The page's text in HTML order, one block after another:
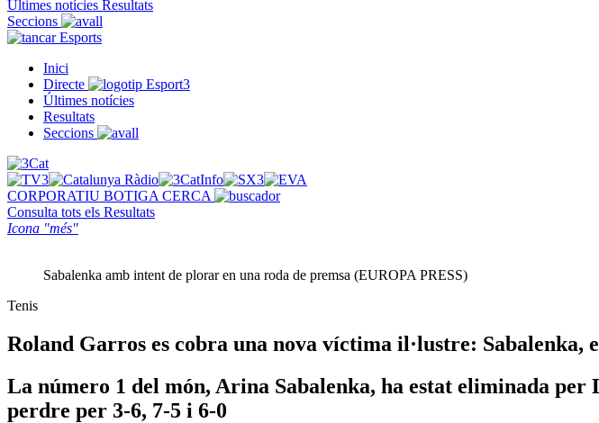
Últimes notícies Resultats
Seccions
Esports
Inici
Directe
Últimes notícies
Resultats
Seccions
CORPORATIU BOTIGA CERCA
Consulta tots els Resultats
Icona "més"
Sabalenka amb intent de plorar en una roda de premsa (EUROPA PRESS)
Tenis
Roland Garros es cobra una nova víctima il·lustre: Sabalenka,
La número 1 del món, Arina Sabalenka, ha estat eliminada
perdre per 3-6, 7-5 i 6-0